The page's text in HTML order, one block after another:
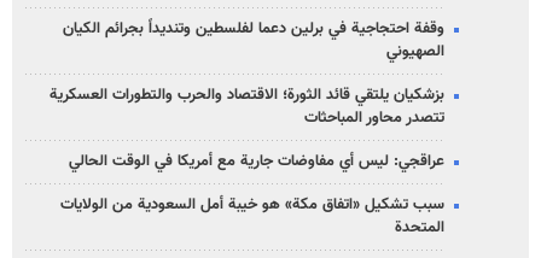
وقفة احتجاجية في برلين دعما لفلسطين وتنديداً بجرائم الكيان
الصهیوني
بزشكيان يلتقي قائد الثورة؛ الاقتصاد والحرب والتطورات العسكرية
تتصدر محاور المباحثات
عراقجي: ليس أي مفاوضات جارية مع أمريكا في الوقت الحالي
سبب تشكيل «اتفاق مكة» هو خيبة أمل السعودية من الولايات
المتحدة